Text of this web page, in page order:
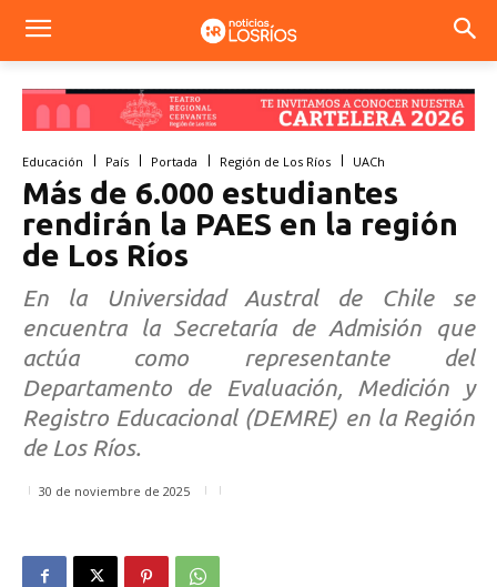
Educación País Portada Región de Los Ríos UACh
Más de 6.000 estudiantes
rendirán la PAES en la región
de Los Ríos
En la Universidad Austral de Chile se
encuentra la Secretaría de Admisión que
actúa como representante del
Departamento de Evaluación, Medición y
Registro Educacional (DEMRE) en la Región
de Los Ríos.
30 de noviembre de 2025